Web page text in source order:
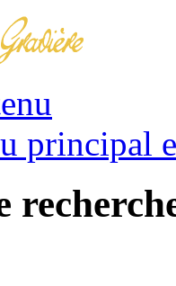
principal